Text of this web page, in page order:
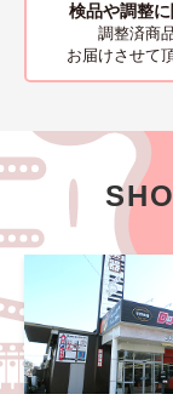
検品や調整
調整済商
お届けさせて